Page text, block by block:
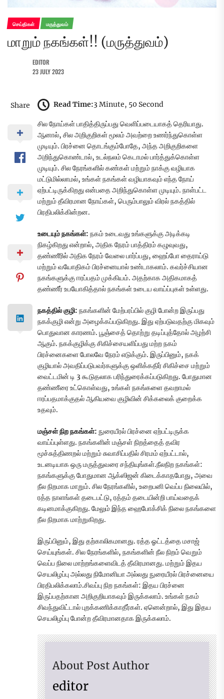
செய்திகள் மருத்துவம்
மாறும் நகங்கள்!! (மருத்துவம்)
EDITOR
23 JULY 2023
Share Read Time:3 Minute, 50 Second
சில நோய்கள் பாதித்திருப்பது வெளிப்படையாகத் தெரியாது.
ஆனால், சில அறிகுறிகள் மூலம் அவற்றை உணர்ந்துகொள்ள
முடியும். பிரச்னை தொடங்கும்போதே, அந்த அறிகுறிகளை
அறிந்துகொண்டால், உடல்நலம் கெடாமல் பார்த்துக்கொள்ள
முடியும். சில நேரங்களில் கண்கள் மற்றும் நாக்கு வழியாக
மட்டுமில்லாமல், உங்கள் நகங்கள் வழியாகவும் எந்த நோய்
ஏற்பட்டிருக்கிறது என்பதை அறிந்துகொள்ள முடியும். நாள்பட்ட
மற்றும் தீவிரமான நோய்கள், பெரும்பாலும் விரல் நகத்தில்
பிரதிபலிக்கின்றன.
உடையும் நகங்கள்: நகம் உடைவது உங்களுக்கு அடிக்கடி
நிகழ்கிறது என்றால், அதிக நேரம் பாத்திரம் கழுவுவது,
தண்ணீரில் அதிக நேரம் வேலை பார்ப்பது, ஹைப்போ தைராய்டு
மற்றும் வயோதிகம் பிரச்னையால் உண்டாகலாம். கவர்ச்சியான
நகங்களுக்கு ஈரப்பதம் முக்கியம். அதற்காக அதிகமாகத்
தண்ணீர் உபயோகித்தால் நகங்கள் உடைய வாய்ப்புகள் உள்ளது.
நகத்தில் குழி: நகங்களின் மேற்பரப்பில் குழி போன்ற இருப்பது
நகக்குழி என்று அழைக்கப்படுகிறது. இது ஏற்படுவதற்கு மிகவும்
பொதுவான காரணம். பூஞ்சைத் தொற்று தடிப்புத்தோல் அழற்சி
ஆகும். நகக்குழிக்கு சிகிச்சையளிப்பது மற்ற நகம்
பிரச்னைகளை போலவே நேரம் எடுக்கும். இருப்பினும், நகக்
குழியால் அவதிப்படுபவர்களுக்கு ஒளிக்கதிர் சிகிச்சை மற்றும்
வைட்டமின் டி 3 கூடுதலாக பரிந்துரைக்கப்படுகிறது. போதுமான
தண்ணீரை உட்கொள்வது, உங்கள் நகங்களை தவறாமல்
ஈரப்பதமாக்குதல் ஆகியவை குழிவின் சிக்கலைக் குறைக்க
உதவும்.
மஞ்சள் நிற நகங்கள்: நுரையீரல் பிரச்னை ஏற்பட்டிருக்க
வாய்ப்புள்ளது. நகங்களின் மஞ்சள் நிறத்தைத் தவிர
மூச்சுத்திணறல் மற்றும் சுவாசிப்பதில் சிரமம் ஏற்பட்டால்,
உடனடியாக ஒரு மருத்துவரை சந்தியுங்கள்.நீலநிற நகங்கள்:
நகங்களுக்கு போதுமான ஆக்ஸிஜன் கிடைக்காதபோது, அவை
நீல நிறமாக மாறும். சில நேரங்களில், உறைபனி வெப்ப நிலையில்,
ரத்த நாளங்கள் தடைபட்டு, ரத்தம் தடையின்றி பாய்வதைக்
கடினமாக்குகிறது. மேலும் இந்த ஹைபோக்சிக் நிலை நகங்களை
நீல நிறமாக மாற்றுகிறது.
இருப்பினும், இது தற்காலிகமானது. ரத்த ஓட்டத்தை மசாஜ்
செய்யுங்கள். சில நேரங்களில், நகங்களின் நீல நிறம் வெறும்
வெப்ப நிலை மாற்றங்களைவிடத் தீவிரமானது. மற்றும் இதய
செயலிழப்பு அல்லது நிமோனியா அல்லது நுரையீரல் பிரச்னையை
பிரதிபலிக்கலாம்.சிவப்பு நிற நகங்கள்: இதய பிரச்னை
இருப்பதற்கான அறிகுறியாகவும் இருக்கலாம். உங்கள் நகம்
சிவந்துவிட்டால் புறக்கணிக்காதீர்கள். ஏனென்றால், இது இதய
செயலிழப்பு போன்ற தீவிரமானதாக இருக்கலாம்.
About Post Author
editor